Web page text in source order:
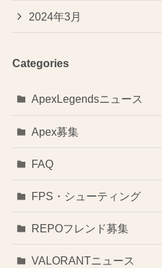
2024年3月
Categories
ApexLegendsニュース
Apex募集
FAQ
FPS・シューティング
REPOフレンド募集
VALORANTニュース